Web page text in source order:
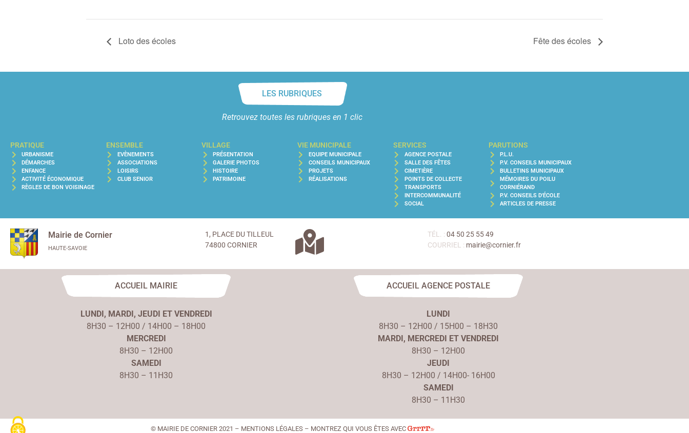
Loto des écoles Fête des écoles
LES RUBRIQUES
Retrouvez toutes les rubriques en 1 clic
PRATIQUE
URBANISME
DÉMARCHES
ENFANCE
ACTIVITÉ ÉCONOMIQUE
RÈGLES DE BON VOISINAGE
ENSEMBLE
EVÈNEMENTS
ASSOCIATIONS
LOISIRS
CLUB SENIOR
VILLAGE
PRÉSENTATION
GALERIE PHOTOS
HISTOIRE
PATRIMOINE
VIE MUNICIPALE
EQUIPE MUNICIPALE
CONSEILS MUNICIPAUX
PROJETS
RÉALISATIONS
SERVICES
AGENCE POSTALE
SALLE DES FÊTES
CIMETIÈRE
POINTS DE COLLECTE
TRANSPORTS
INTERCOMMUNALITÉ
SOCIAL
PARUTIONS
P.L.U.
P.V. CONSEILS MUNICIPAUX
BULLETINS MUNICIPAUX
MÉMOIRES DU POILU
CORNIÉRAND
P.V. CONSEILS D'ÉCOLE
ARTICLES DE PRESSE
Mairie de Cornier
HAUTE-SAVOIE
1, PLACE DU TILLEUL
74800 CORNIER
TÉL. : 04 50 25 55 49
COURRIEL : mairie@cornier.fr
ACCUEIL MAIRIE
LUNDI, MARDI, JEUDI ET VENDREDI
8H30 – 12H00 / 14H00 – 18H00
MERCREDI
8H30 – 12H00
SAMEDI
8H30 – 11H30
ACCUEIL AGENCE POSTALE
LUNDI
8H30 – 12H00 / 15H00 – 18H30
MARDI, MERCREDI ET VENDREDI
8H30 – 12H00
JEUDI
8H30 – 12H00 / 14H00- 16H00
SAMEDI
8H30 – 11H30
© MAIRIE DE CORNIER 2021 – MENTIONS LÉGALES – MONTREZ QUI VOUS ÊTES AVEC